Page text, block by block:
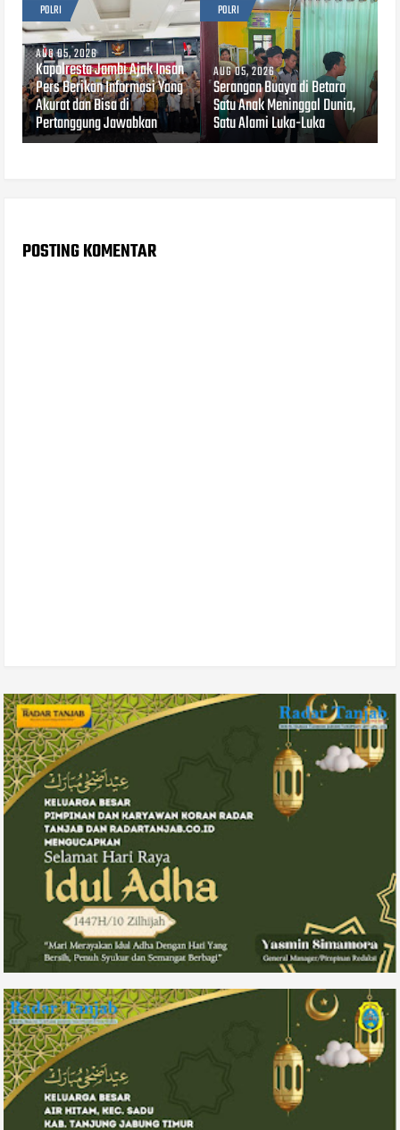
POLRI
AUG 05, 2026
Kapolresta Jambi Ajak Insan
Pers Berikan Informasi Yang
Akurat dan Bisa di
Pertanggung Jawabkan
POLRI
AUG 05, 2026
Serangan Buaya di Betara
Satu Anak Meninggal Dunia,
Satu Alami Luka-Luka
POSTING KOMENTAR